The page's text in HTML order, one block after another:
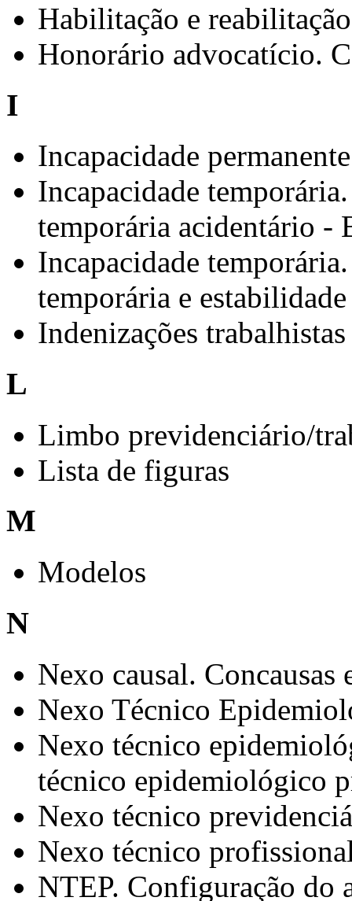
Habilitação e
Honorário advocatício.
I
Incapacidade
Incapacidade
temporária acidentário -
Incapacidade
temporária e
Indenizações trabalhistas
L
Limbo previdenciário/
Lista de figuras
M
Modelos
N
Nexo causal. Concausas
Nexo Técnico
Nexo técnico
técnico epidemiológico
Nexo técnico
Nexo técnico
NTEP. Configuração do